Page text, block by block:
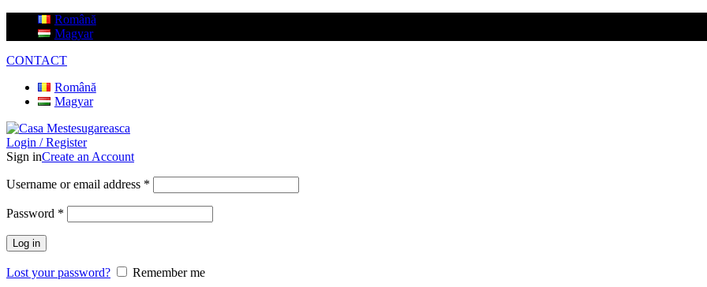
Română
Magyar
CONTACT
Română
Magyar
Login / Register
Sign inCreate an Account
Username or email address *
Password *
Log in
Lost your password?
Remember me